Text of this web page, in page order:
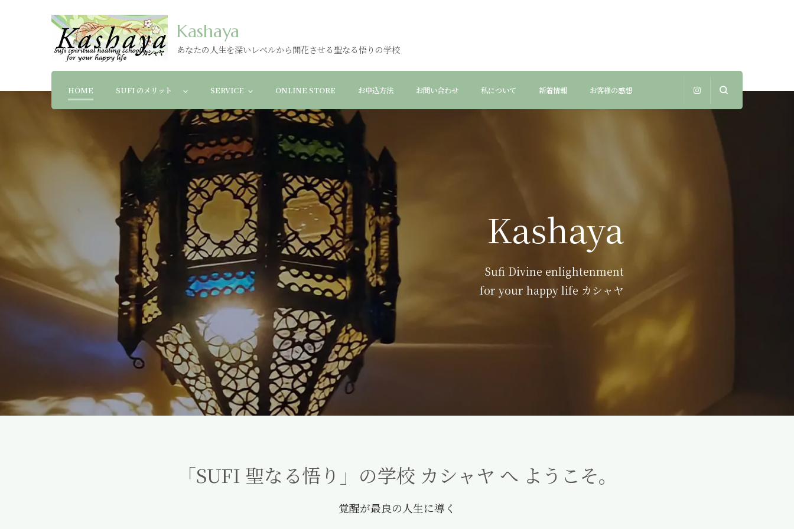
Kashaya
あなたの人生を深いレベルから開花させる聖なる悟りの学校
HOME SUFI のメリット SERVICE ONLINE STORE お申込方法 お問い合わせ 私について 新着情報 お客様の感想
Kashaya
Sufi Divine enlightenment
for your happy life カシャヤ
「SUFI 聖なる悟り」の学校 カシャヤ へ ようこそ。
覚醒が最良の人生に導く